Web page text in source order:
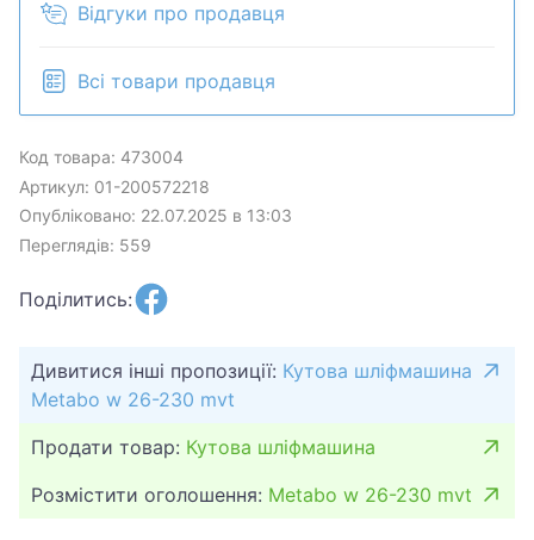
Відгуки про продавця
Всі товари продавця
Код товара: 473004
Артикул: 01-200572218
Опубліковано: 22.07.2025 в 13:03
Переглядів: 559
Поділитись:
Дивитися інші пропозиції: Кутова шліфмашина
Metabo w 26-230 mvt
Продати товар: Кутова шліфмашина
Розмістити оголошення: Metabo w 26-230 mvt